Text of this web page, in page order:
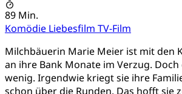
89 Min.
Komödie Liebesfilm TV-Film
Milchbäuerin Marie Meier ist mit den
an ihre Bank Monate im Verzug.
wenig. Irgendwie kriegt sie ihre
schon über die Runden. Das hofft sie